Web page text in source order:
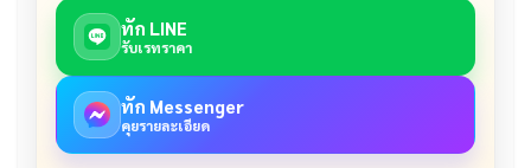
ทัก LINE
รับเรทราคา
ทัก Messenger
คุยรายละเอียด